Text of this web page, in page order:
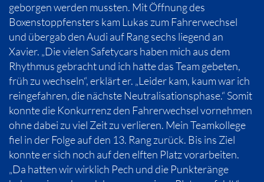
geborgen werden mussten. Mit Öffnung des
Boxenstoppfensters kam Lukas zum Fahrerwechsel
und übergab den Audi auf Rang sechs liegend an
Xavier. „Die vielen Safetycars haben mich aus dem
Rhythmus gebracht und ich hatte das Team gebeten,
früh zu wechseln“, erklärt er. „Leider kam, kaum war ich
reingefahren, die nächste Neutralisationsphase.“ Somit
konnte die Konkurrenz den Fahrerwechsel vornehmen
ohne dabei zu viel Zeit zu verlieren. Mein Teamkollege
fiel in der Folge auf den 13. Rang zurück. Bis ins Ziel
konnte er sich noch auf den elften Platz vorarbeiten.
„Da hatten wir wirklich Pech und die Punkteränge